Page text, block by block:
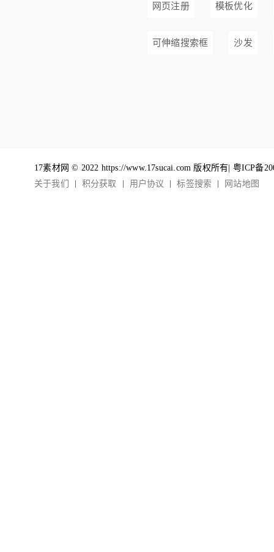
网页注册 模板优化
可伸缩搜索框 沙发
17素材网 © 2022 https://www.17sucai.com 版权所有| 粤ICP备
关于我们
积分获取 用户协议 标签搜索 网站地图